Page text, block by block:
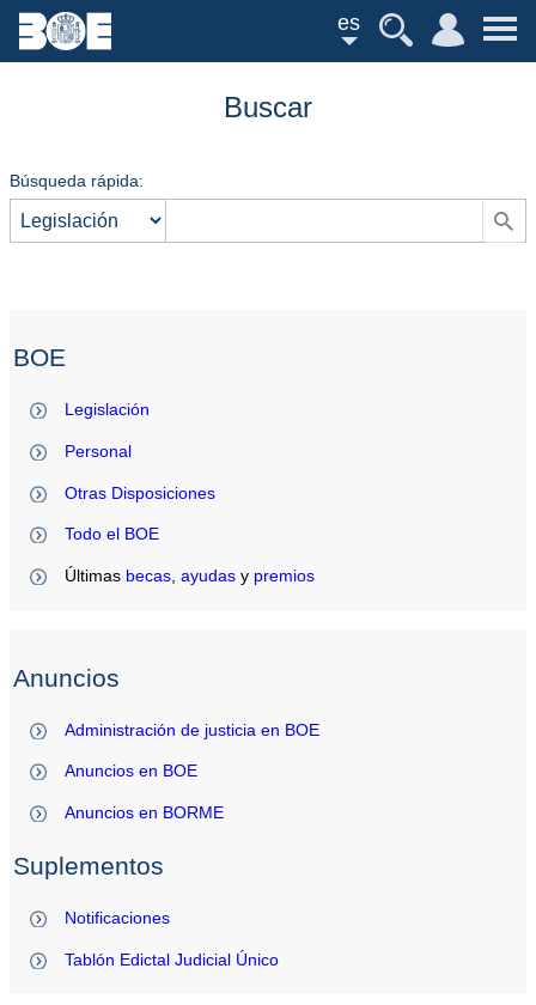
es
Buscar
Búsqueda rápida:
BOE
Legislación
Personal
Otras Disposiciones
Todo el BOE
Últimas becas ,ayudas y premios
Anuncios
Administración de justicia en BOE
Anuncios en BOE
Anuncios en BORME
Suplementos
Notificaciones
Tablón Edictal Judicial Único